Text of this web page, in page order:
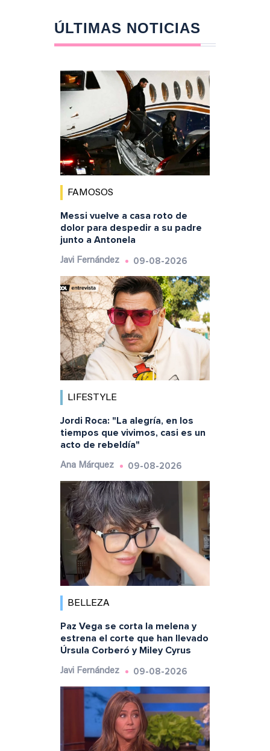
ÚLTIMAS NOTICIAS
FAMOSOS
Messi vuelve a casa roto de
dolor para despedir a su padre
junto a Antonela
Javi Fernández 09-08-2026
LIFESTYLE
Jordi Roca: "La alegría, en los
tiempos que vivimos, casi es un
acto de rebeldía"
Ana Márquez 09-08-2026
BELLEZA
Paz Vega se corta la melena y
estrena el corte que han llevado
Úrsula Corberó y Miley Cyrus
Javi Fernández 09-08-2026